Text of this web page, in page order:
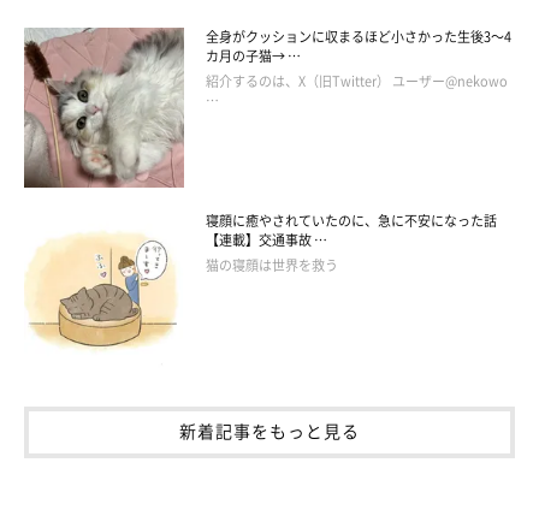
全身がクッションに収まるほど小さかった生後3～4
カ月の子猫→ …
紹介するのは、X（旧Twitter） ユーザー@nekowo
…
寝顔に癒やされていたのに、急に不安になった話
【連載】交通事故 …
猫の寝顔は世界を救う
新着記事をもっと見る